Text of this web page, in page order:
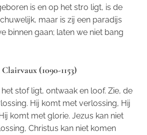
is en op het stro ligt, is de
maar is zij een paradijs
binnen gaan; laten we niet bang
(1090-1153)
het stof ligt, ontwaak en loof. Zie, de
Hij komt met verlossing, Hij
komt met glorie. Jezus kan niet
Christus kan niet komen